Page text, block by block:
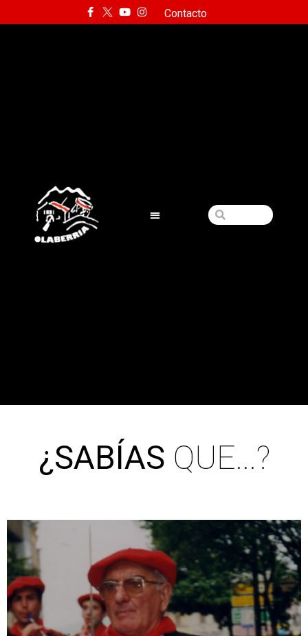
Contacto
¿SABÍAS QUE...?